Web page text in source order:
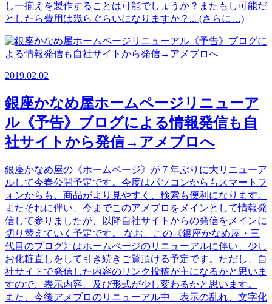
し一揃えを製作することは可能でしょうか？またもし可能だ
としたら費用は幾らぐらいになりますか？... (さらに…)
2019.02.02
銀座かなめ屋ホームページリニューア
ル《予告》ブログによる情報発信も自
社サイトから発信→アメブロへ
銀座かなめ屋の《ホームページ》が７年ぶりに大リニューア
ルして今春公開予定です。今度はパソコンからもスマートフ
ォンからも、商品がより見やすく、検索も便利になります。
またそれに伴い、今までこのアメブロをメインとして情報発
信して参りましたが、以降自社サイトからの発信をメインに
切り替えていく予定です。 なお、この《銀座かなめ屋・三
代目のブログ》はホームページのリニューアルに伴い、少し
お化粧直しをして引き続きご覧頂ける予定です。ただし、自
社サイトで発信した内容のリンク投稿が主になるかと思いま
すので、表示内容、及び形式が少し変わるかと思います。
また、今後アメブロのリニューアル中、表示の乱れ、文字化